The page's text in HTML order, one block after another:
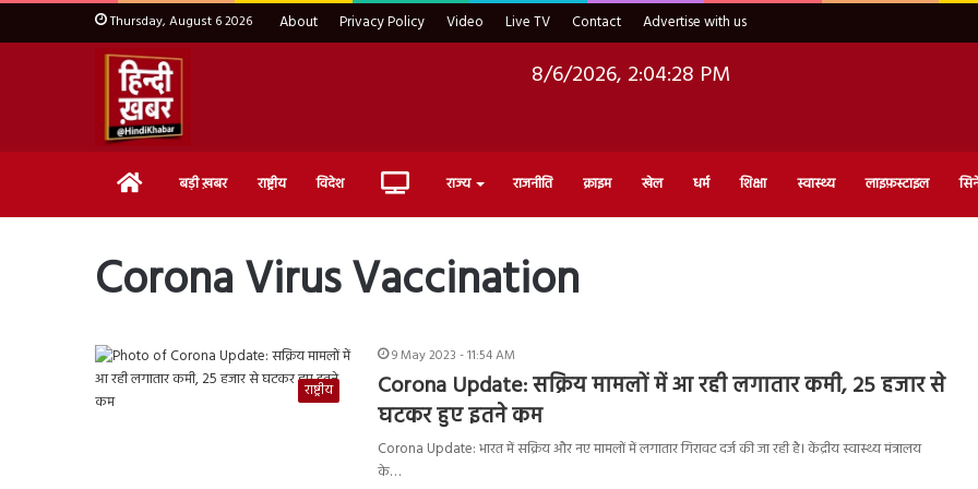
Thursday, August 6 2026 About Privacy Policy Video Live TV Contact Advertise with us
8/6/2026, 2:04:29 PM
Home बड़ी ख़बर राष्ट्रीय विदेश Live राज्य राजनीति क्राइम खेल धर्म शिक्षा स्वास्थ्य लाइफ़स्टाइल
Corona Virus Vaccination
राष्ट्रीय
9 May 2023 - 11:54 AM
Corona Update: सक्रिय मामलों में आ रही लगातार कमी, 25 हजार से
घटकर हुए इतने कम
Corona Update: भारत में सक्रिय और नए मामलों में लगातार गिरावट दर्ज की जा रही है। केंद्रीय स्वास्थ्य मंत्रालय
के…